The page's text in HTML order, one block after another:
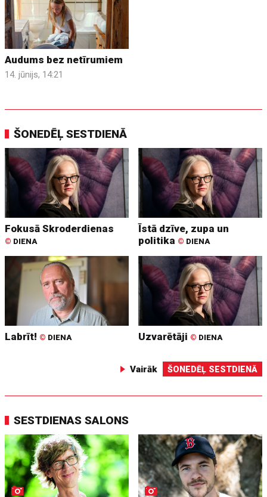
Audums bez netīrumiem
14. jūnijs, 14:21
ŠONEDĒĻ SESTDIENĀ
Fokusā Skroderdienas
© DIENA
Īstā dzīve, zupa un
politika © DIENA
Labrīt! © DIENA Uzvarētāji © DIENA
Vairāk ŠONEDĒĻ SESTDIENĀ
SESTDIENAS SALONS